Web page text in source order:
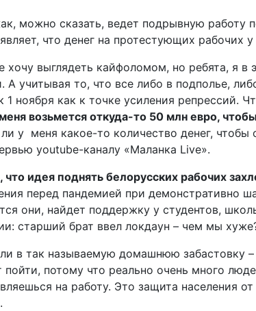
можно сказать, ведет подрывную
что денег на протестующих рабочих у
выглядеть кайфоломом, но ребята, я
учитывая то, что все либо в подполье,
1 ноября как к точке усиления репрессий.
возьмется откуда-то 50 млн евро,
у меня какое-то количество денег, чтобы
youtube-каналу «Маланка Live».
идея поднять белорусских рабочих
перед пандемией при демонстративно
они, найдет поддержку у студентов,
старший брат ввел локдаун – чем мы
в так называемую домашнюю забастовку
потому что реально очень много
на работу. Это защита населения